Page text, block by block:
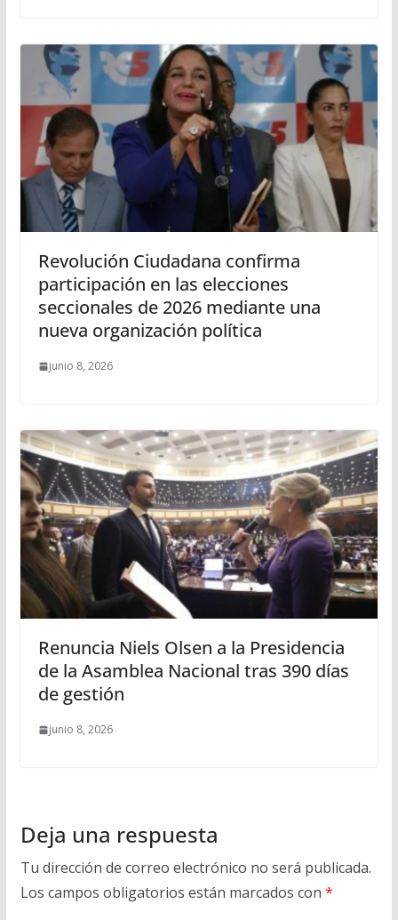
Revolución Ciudadana confirma
participación en las elecciones
seccionales de 2026 mediante una
nueva organización política
junio 8, 2026
Renuncia Niels Olsen a la Presidencia
de la Asamblea Nacional tras 390 días
de gestión
junio 8, 2026
Deja una respuesta
Tu dirección de correo electrónico no será publicada.
Los campos obligatorios están marcados con *